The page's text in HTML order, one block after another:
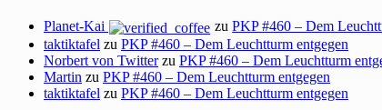
Planet-Kai zuPKP #460 – Dem
taktiktafel zu PKP #460 – Dem Leuchtturm entgegen
Norbert von Twitterzu PKP #460 – Dem Leuchtturm
Martin zu PKP #460 – Dem Leuchtturm entgegen
taktiktafel zu PKP #460 – Dem Leuchtturm entgegen